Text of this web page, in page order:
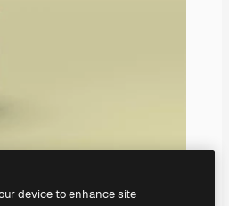
device to enhance site